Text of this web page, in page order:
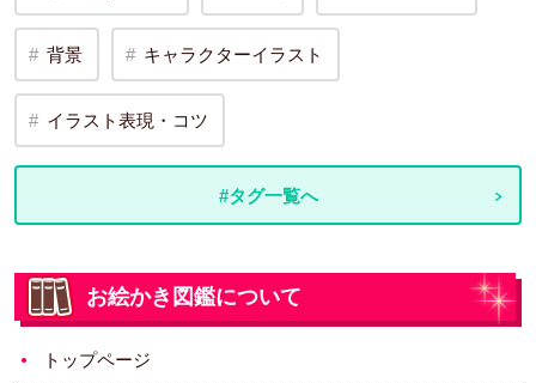
背景 キャラクターイラスト
イラスト表現・コツ
#タグ一覧へ
お絵かき図鑑について
トップページ